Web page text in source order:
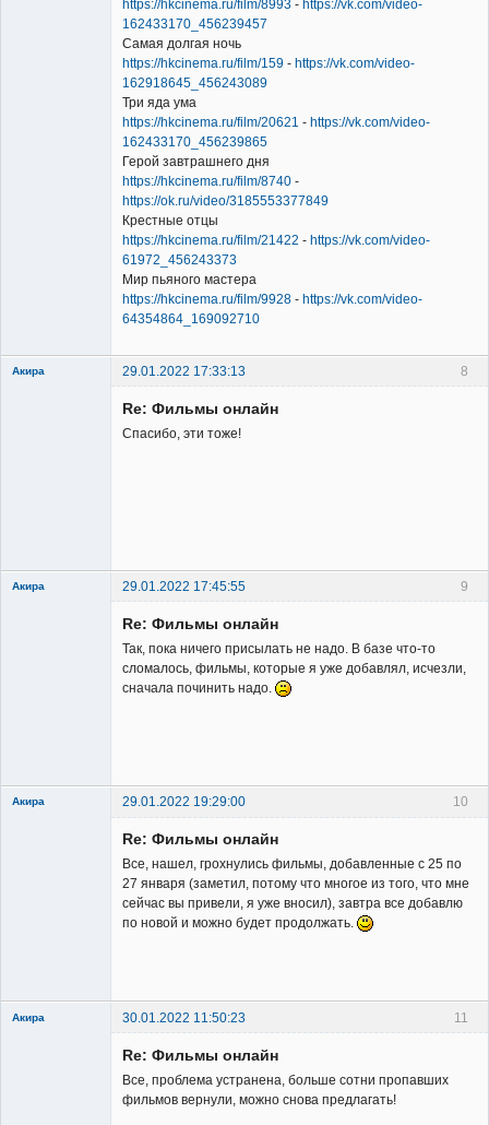
https://hkcinema.ru/film/8993 - https://vk.com/video-
162433170_456239457
Самая долгая ночь
https://hkcinema.ru/film/159 - https://vk.com/video-
162918645_456243089
Три яда ума
https://hkcinema.ru/film/20621 - https://vk.com/video-
162433170_456239865
Герой завтрашнего дня
https://hkcinema.ru/film/8740 -
https://ok.ru/video/3185553377849
Крестные отцы
https://hkcinema.ru/film/21422 - https://vk.com/video-
61972_456243373
Мир пьяного мастера
https://hkcinema.ru/film/9928 - https://vk.com/video-
64354864_169092710
8
Акира 29.01.2022 17:33:13
Re: Фильмы онлайн
Спасибо, эти тоже!
9
Акира 29.01.2022 17:45:55
Re: Фильмы онлайн
Так, пока ничего присылать не надо. В базе что-то
сломалось, фильмы, которые я уже добавлял, исчезли,
сначала починить надо.
10
Акира 29.01.2022 19:29:00
Re: Фильмы онлайн
Все, нашел, грохнулись фильмы, добавленные с 25 по
27 января (заметил, потому что многое из того, что мне
сейчас вы привели, я уже вносил), завтра все добавлю
по новой и можно будет продолжать.
11
Акира 30.01.2022 11:50:23
Re: Фильмы онлайн
Все, проблема устранена, больше сотни пропавших
фильмов вернули, можно снова предлагать!